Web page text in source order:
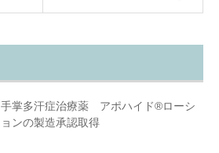
手掌多汗症治療薬 アポハイド®︎ローシ
ョンの製造承認取得